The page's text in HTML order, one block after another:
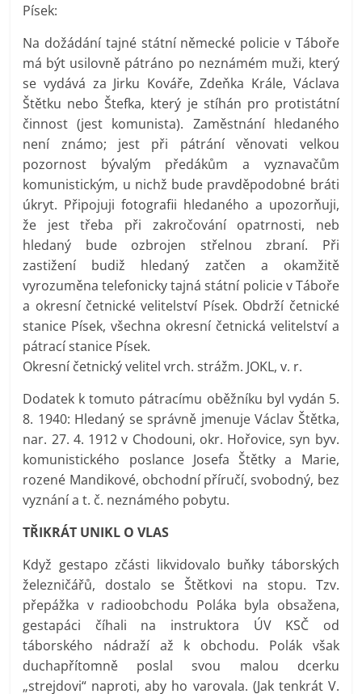
Písek:
Na dožádání tajné státní německé policie v Táboře
má být usilovně pátráno po neznámém muži, který
se vydává za Jirku Kováře, Zdeňka Krále, Václava
Štětku nebo Štefka, který je stíhán pro protistátní
činnost (jest komunista). Zaměstnání hledaného
není známo; jest při pátrání věnovati velkou
pozornost bývalým předákům a vyznavačům
komunistickým, u nichž bude pravděpodobné bráti
úkryt. Připojuji fotografii hledaného a upozorňuji,
že jest třeba při zakročování opatrnosti, neb
hledaný bude ozbrojen střelnou zbraní. Při
zastižení budiž hledaný zatčen a okamžitě
vyrozuměna telefonicky tajná státní policie v Táboře
a okresní četnické velitelství Písek. Obdrží četnické
stanice Písek, všechna okresní četnická velitelství a
pátrací stanice Písek.
Okresní četnický velitel vrch. strážm. JOKL, v. r.
Dodatek k tomuto pátracímu oběžníku byl vydán 5.
8. 1940: Hledaný se správně jmenuje Václav Štětka,
nar. 27. 4. 1912 v Chodouni, okr. Hořovice, syn byv.
komunistického poslance Josefa Štětky a Marie,
rozené Mandikové, obchodní příručí, svobodný, bez
vyznání a t. č. neznámého pobytu.
TŘIKRÁT UNIKL O VLAS
Když gestapo zčásti likvidovalo buňky táborských
železničářů, dostalo se Štětkovi na stopu. Tzv.
přepážka v radioobchodu Poláka byla obsažena,
gestapáci číhali na instruktora ÚV KSČ od
táborského nádraží až k obchodu. Polák však
duchapřítomně poslal svou malou dcerku
„strejdovi“ naproti, aby ho varovala. (Jak tenkrát V.